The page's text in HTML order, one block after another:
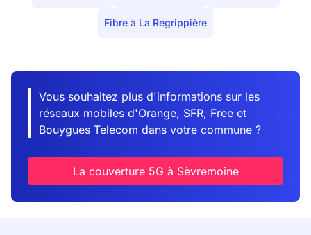
Fibre à La Regrippière
Vous souhaitez plus d'informations sur les
réseaux mobiles d'Orange, SFR, Free et
Bouygues Telecom dans votre commune ?
La couverture 5G à Sèvremoine